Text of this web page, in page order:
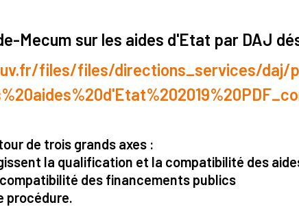
Mecum sur les aides d'Etat par DAJ
files/files/directions_services/daj/
de trois grands axes :
la qualification et la compatibilité des
des financements publics
procédure.